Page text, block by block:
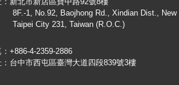
8F.-1, No.92, Baojhong Rd., Xindian Dist., New
Taipei City 231, Taiwan (R.O.C.)
+886-4-2359-2886
：台中市西屯區臺灣大道四段839號3樓